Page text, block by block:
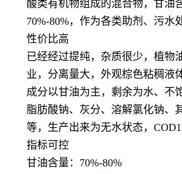
酸类有机物组成的混合物，甘油
70%-80%，作为各类助剂、污水
性价比高
已经经过提纯，杂质很少，植物
业，分离量大，外观棕色粘稠液
成分以甘油为主，剩余为水、不
脂肪酸钠、灰分、溶解氯化钠、
等，生产出来为无水状态，
指标可控
甘油含量：70%-80%